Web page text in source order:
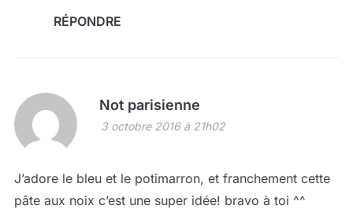
RÉPONDRE
Not parisienne
3 octobre 2016 à 21h02
J’adore le bleu et le potimarron, et franchement cette
pâte aux noix c’est une super idée! bravo à toi ^^